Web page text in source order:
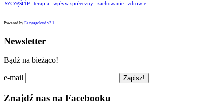
szczęście terapia wpływ społeczny zachowanie zdrowie
Powered by Easytagcloud v2.1
Newsletter
Bądź na bieżąco!
e-mail
Znajdź nas na Facebooku